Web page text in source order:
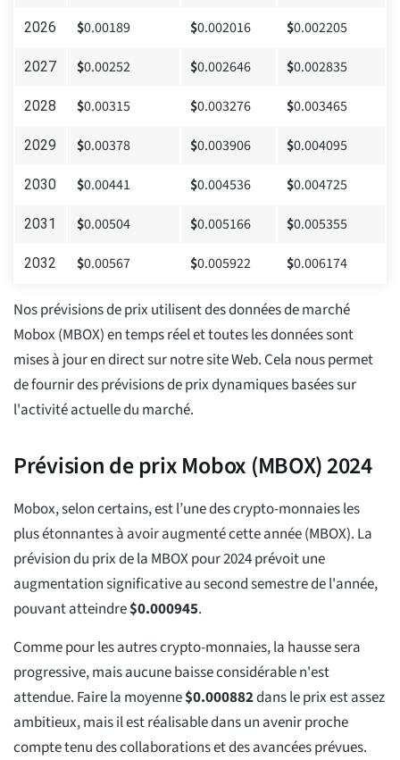
2026 $0.00189 $0.002016 $0.002205
2027 $0.00252 $0.002646 $0.002835
2028 $0.00315 $0.003276 $0.003465
2029 $0.00378 $0.003906 $0.004095
2030 $0.00441 $0.004536 $0.004725
2031 $0.00504 $0.005166 $0.005355
2032 $0.00567 $0.005922 $0.006174
Nos prévisions de prix utilisent des données de marché
Mobox (MBOX) en temps réel et toutes les données sont
mises à jour en direct sur notre site Web. Cela nous permet
de fournir des prévisions de prix dynamiques basées sur
l'activité actuelle du marché.
Prévision de prix Mobox (MBOX) 2024
Mobox, selon certains, est l’une des crypto-monnaies les
plus étonnantes à avoir augmenté cette année (MBOX). La
prévision du prix de la MBOX pour 2024 prévoit une
augmentation significative au second semestre de l'année,
pouvant atteindre$0.000945.
Comme pour les autres crypto-monnaies, la hausse sera
progressive, mais aucune baisse considérable n'est
attendue. Faire la moyenne$0.000882dans le prix est assez
ambitieux, mais il est réalisable dans un avenir proche
compte tenu des collaborations et des avancées prévues.